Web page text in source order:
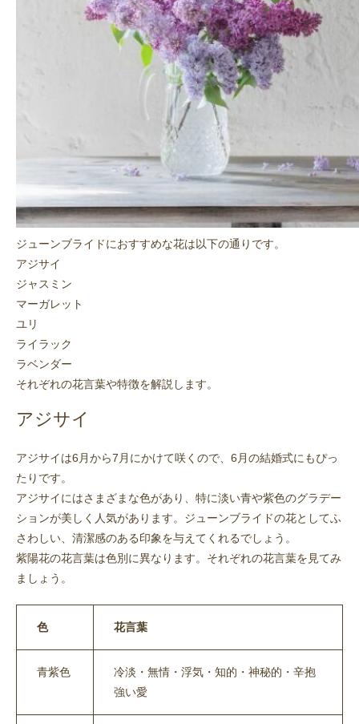
ジューンブライドにおすすめな花は以下の通りです。
アジサイ
ジャスミン
マーガレット
ユリ
ライラック
ラベンダー
それぞれの花言葉や特徴を解説します。
アジサイ
アジサイは6月から7月にかけて咲くので、6月の結婚式にもぴっ
たりです。
アジサイにはさまざまな色があり、特に淡い青や紫色のグラデー
ションが美しく人気があります。ジューンブライドの花としてふ
さわしい、清潔感のある印象を与えてくれるでしょう。
紫陽花の花言葉は色別に異なります。それぞれの花言葉を見てみ
ましょう。
色 花言葉
青紫色
冷淡・無情・浮気・知的・神秘的・辛抱
強い愛